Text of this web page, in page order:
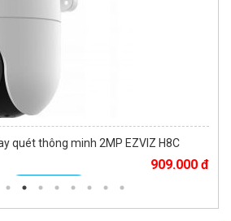
quét thông minh 2MP EZVIZ H8C
909.000 đ
MUA NGAY